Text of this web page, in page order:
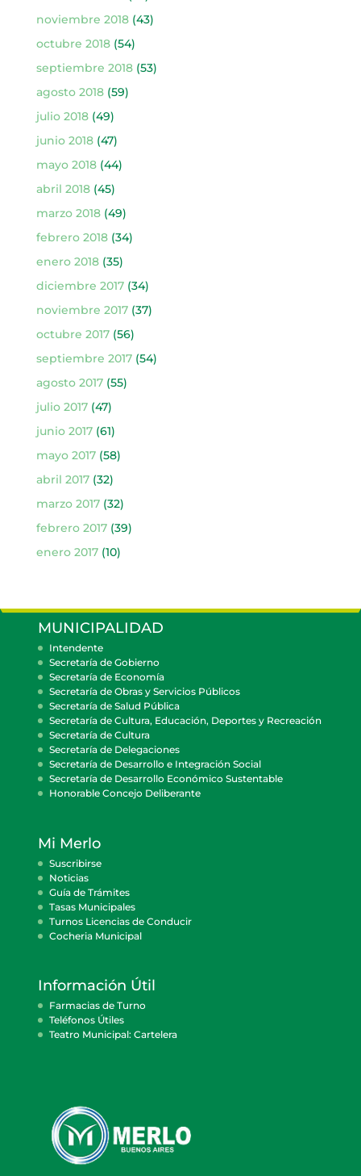
noviembre 2018(43)
octubre 2018(54)
septiembre 2018(53)
agosto 2018(59)
julio 2018(49)
junio 2018(47)
mayo 2018(44)
abril 2018(45)
marzo 2018(49)
febrero 2018(34)
enero 2018(35)
diciembre 2017(34)
noviembre 2017(37)
octubre 2017(56)
septiembre 2017(54)
agosto 2017(55)
julio 2017(47)
junio 2017(61)
mayo 2017(58)
abril 2017(32)
marzo 2017(32)
febrero 2017(39)
enero 2017(10)
MUNICIPALIDAD
Intendente
Secretaría de Gobierno
Secretaría de Economía
Secretaría de Obras y Servicios Públicos
Secretaría de Salud Pública
Secretaría de Cultura, Educación, Deportes y Recreación
Secretaría de Cultura
Secretaría de Delegaciones
Secretaría de Desarrollo e Integración Social
Secretaría de Desarrollo Económico Sustentable
Honorable Concejo Deliberante
Mi Merlo
Suscribirse
Noticias
Guía de Trámites
Tasas Municipales
Turnos Licencias de Conducir
Cocheria Municipal
Información Útil
Farmacias de Turno
Teléfonos Útiles
Teatro Municipal: Cartelera